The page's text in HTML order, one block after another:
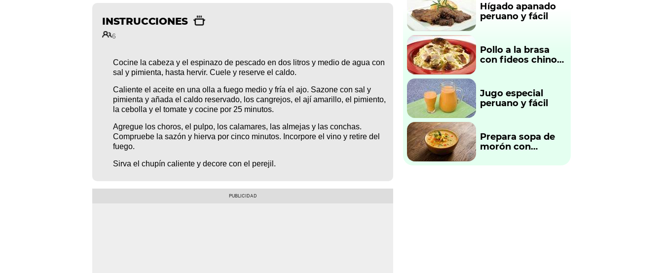
INSTRUCCIONES
6
Cocine la cabeza y el espinazo de pescado en dos litros y medio de agua con
sal y pimienta, hasta hervir. Cuele y reserve el caldo.
Caliente el aceite en una olla a fuego medio y fría el ajo. Sazone con sal y
pimienta y añada el caldo reservado, los cangrejos, el ají amarillo, el pimiento,
la cebolla y el tomate y cocine por 25 minutos.
Agregue los choros, el pulpo, los calamares, las almejas y las conchas.
Compruebe la sazón y hierva por cinco minutos. Incorpore el vino y retire del
fuego.
Sirva el chupín caliente y decore con el perejil.
Hígado apanado
peruano y fácil
Pollo a la brasa
con fideos chinos
Jugo especial
peruano y fácil
Prepara sopa de
morón con
tradicional